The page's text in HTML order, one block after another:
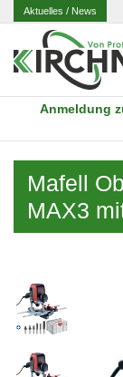
Aktuelles/ News
Anmeldung
Mafell
MAX3